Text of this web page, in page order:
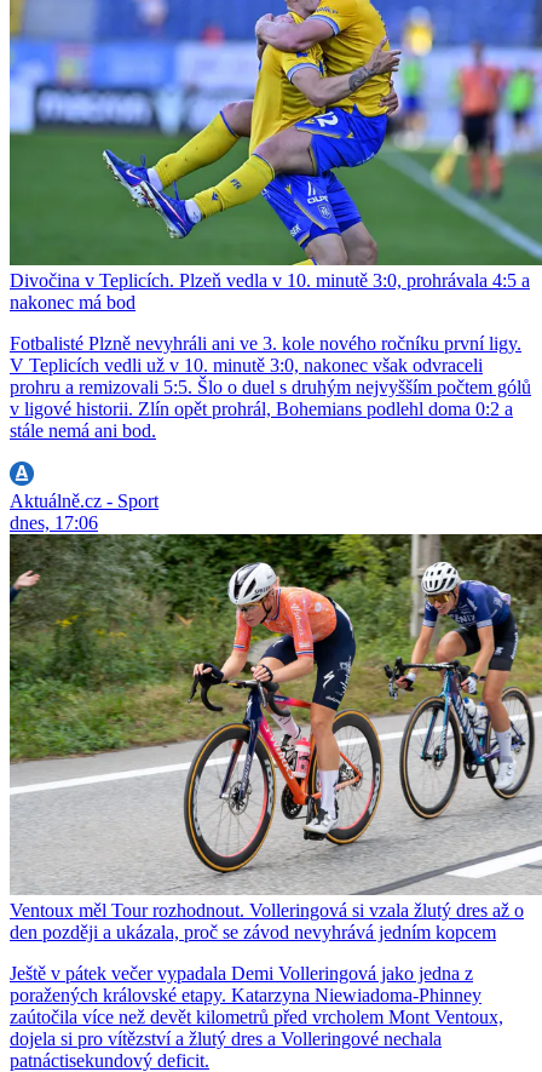
Divočina v Teplicích. Plzeň vedla v 10. minutě 3:0, prohrávala 4:5 a
nakonec má bod
Fotbalisté Plzně nevyhráli ani ve 3. kole nového ročníku první ligy.
V Teplicích vedli už v 10. minutě 3:0, nakonec však odvraceli
prohru a remizovali 5:5. Šlo o duel s druhým nejvyšším počtem gólů
v ligové historii. Zlín opět prohrál, Bohemians podlehl doma 0:2 a
stále nemá ani bod.
Aktuálně.cz - Sport
dnes, 17:06
Ventoux měl Tour rozhodnout. Volleringová si vzala žlutý dres až o
den později a ukázala, proč se závod nevyhrává jedním kopcem
Ještě v pátek večer vypadala Demi Volleringová jako jedna z
poražených královské etapy. Katarzyna Niewiadoma-Phinney
zaútočila více než devět kilometrů před vrcholem Mont Ventoux,
dojela si pro vítězství a žlutý dres a Volleringové nechala
patnáctisekundový deficit.